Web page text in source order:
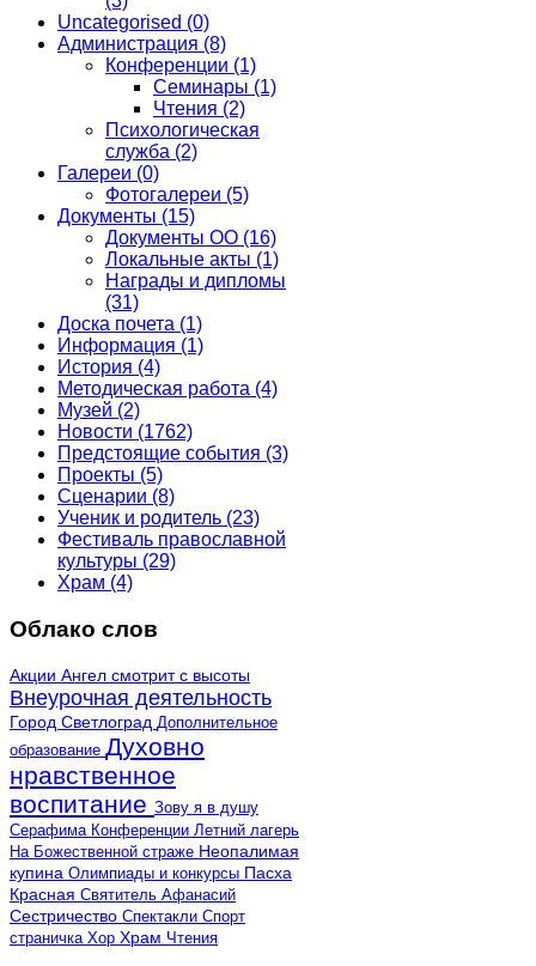
Uncategorised (0)
Администрация (8)
Конференции (1)
Семинары (1)
Чтения (2)
Психологическая
служба (2)
Галереи (0)
Фотогалереи (5)
Документы (15)
Документы ОО (16)
Локальные акты (1)
Награды и дипломы
(31)
Доска почета (1)
Информация (1)
История (4)
Методическая работа (4)
Музей (2)
Новости (1762)
Предстоящие события (3)
Проекты (5)
Сценарии (8)
Ученик и родитель (23)
Фестиваль православной
культуры (29)
Храм (4)
Облако слов
Акции Ангел смотрит с высоты
Внеурочная деятельность
Город Светлоград Дополнительное
образование Духовно
нравственное
воспитание Зову я в душу
Серафима Конференции Летний лагерь
На Божественной страже Неопалимая
купина Олимпиады и конкурсы Пасха
Красная Святитель Афанасий
Сестричество Спектакли Спорт
страничка Хор Храм Чтения